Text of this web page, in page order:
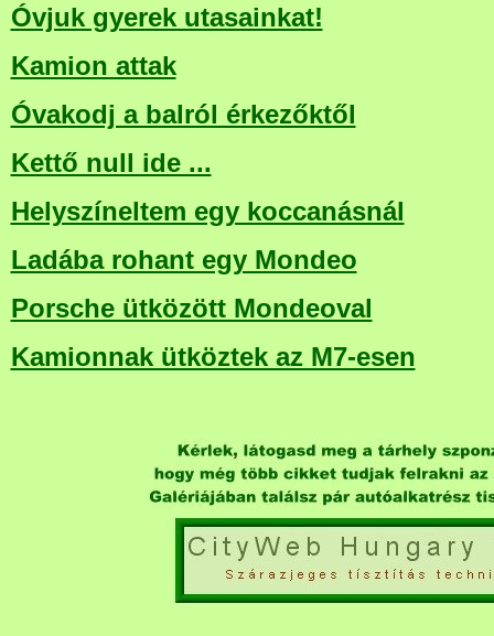
Óvjuk gyerek utasainkat!
Kamion attak
Óvakodj a balról érkezőktől
Kettő null ide ...
Helyszíneltem egy koccanásnál
Ladába rohant egy Mondeo
Porsche ütközött Mondeoval
Kamionnak ütköztek az M7-esen